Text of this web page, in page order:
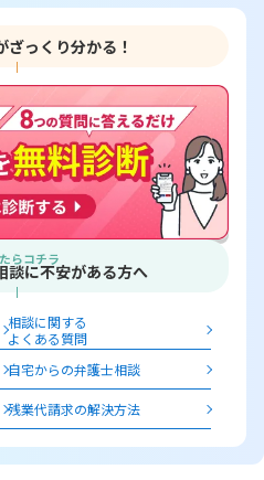
ざっくり分かる！
らコチラ
談に不安がある方へ
相談に関する
よくある質問
自宅からの弁護士相談
残業代請求の解決方法